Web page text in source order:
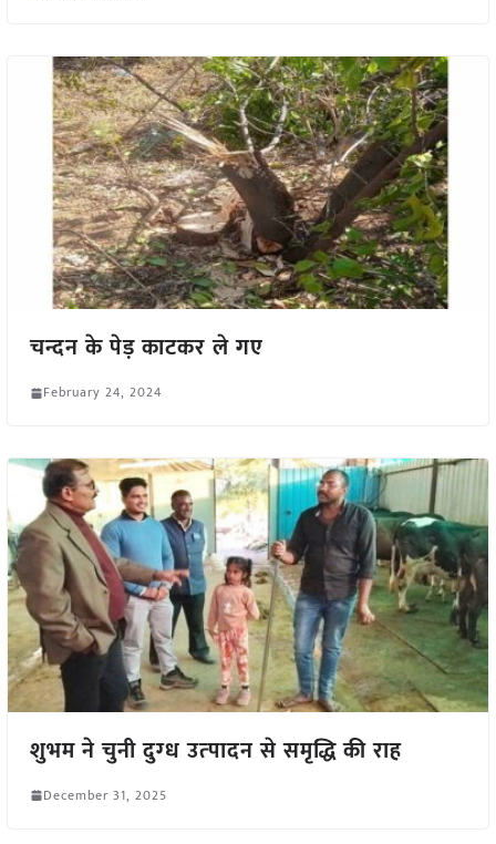
चन्दन के पेड़ काटकर ले गए
February 24, 2024
शुभम ने चुनी दुग्‍ध उत्‍पादन से समृद्धि की राह
December 31, 2025